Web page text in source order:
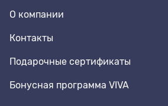
О компании
Контакты
Подарочные сертификаты
Бонусная программа VIVA
8 den
Полустельки